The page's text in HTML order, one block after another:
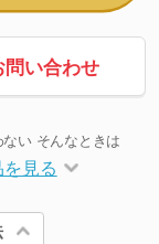
問い合わせ
い そんなときは
見る